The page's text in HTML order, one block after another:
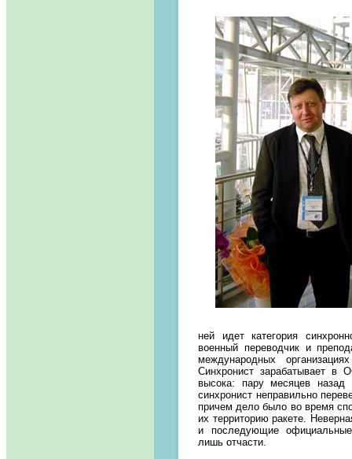
ней идет категория
военный переводчик и
международных
Синхронист зарабатывает
высока: пару месяцев
синхронист неправильно
причем дело было во время
их территорию ракете.
и последующие официальные
лишь отчасти.